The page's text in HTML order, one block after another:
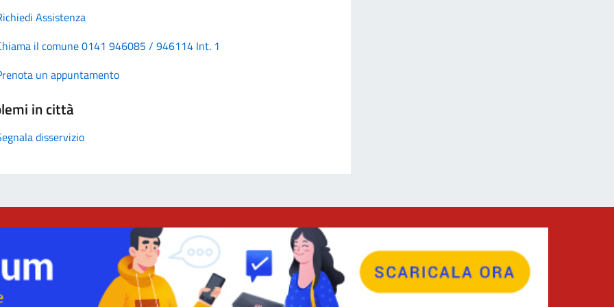
Assistenza
il comune 0141 946085 / 946114 Int. 1
un appuntamento
in città
disservizio